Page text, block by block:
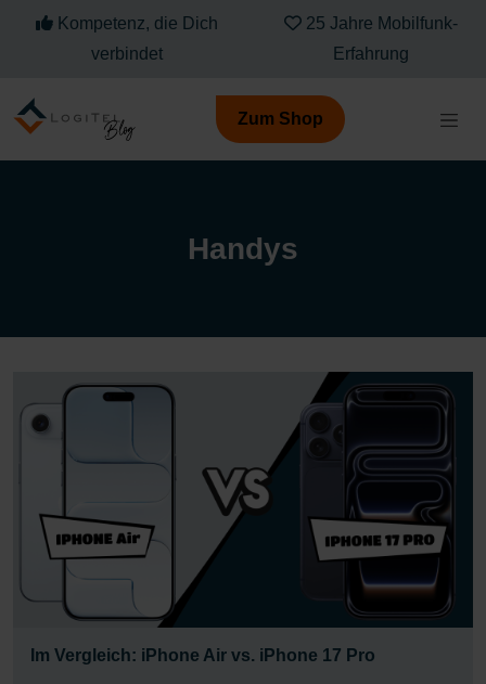
Kompetenz, die Dich
verbindet
25 Jahre Mobilfunk-
Erfahrung
Zum Shop
Handys
Im Vergleich: iPhone Air vs. iPhone 17 Pro